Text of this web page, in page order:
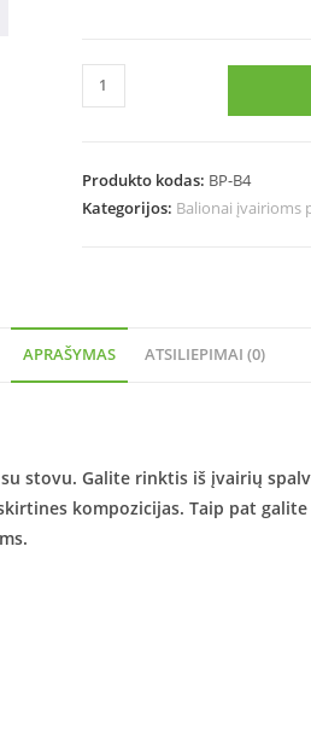
Produkto kodas: BP-B4
Kategorijos: Balionai įvairioms
APRAŠYMAS ATSILIEPIMAI (0)
stovu. Galite rinktis iš įvairių
kompozicijas. Taip pat